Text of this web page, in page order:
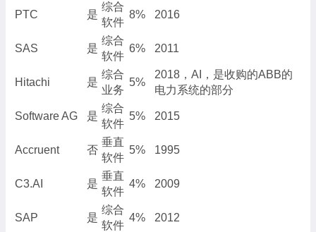
PTC 是
综合
软件
8% 2016
SAS 是
综合
软件
6% 2011
Hitachi 是
综合
业务
5%
2018，AI，是收购的ABB的
电力系统的部分
Software AG 是
综合
软件
5% 2015
Accruent 否
垂直
软件
5% 1995
C3.AI 是
垂直
软件
4% 2009
SAP 是
综合
软件
4% 2012